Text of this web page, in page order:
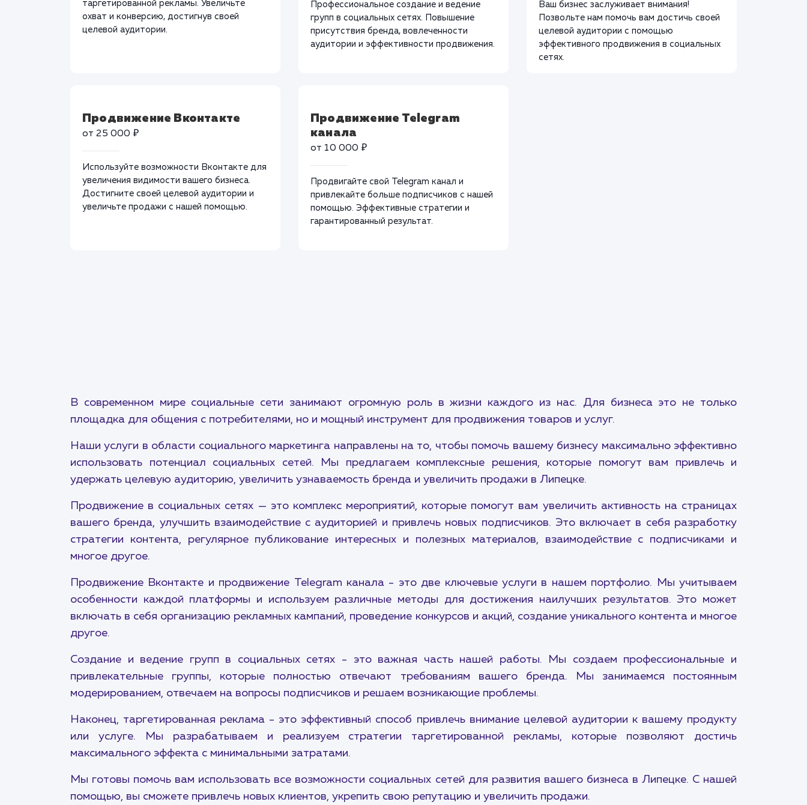
таргетированной рекламы. Увеличьте
охват и конверсию, достигнув своей
целевой аудитории.
Профессиональное создание и ведение
групп в социальных сетях. Повышение
присутствия бренда, вовлеченности
аудитории и эффективности продвижения.
Ваш бизнес заслуживает внимания!
Позвольте нам помочь вам достичь своей
целевой аудитории с помощью
эффективного продвижения в социальных
сетях.
Продвижение Вконтакте
от 25 000 ₽
Используйте возможности Вконтакте для
увеличения видимости вашего бизнеса.
Достигните своей целевой аудитории и
увеличьте продажи с нашей помощью.
Продвижение Telegram
канала
от 10 000 ₽
Продвигайте свой Telegram канал и
привлекайте больше подписчиков с нашей
помощью. Эффективные стратегии и
гарантированный результат.
В современном мире социальные сети занимают огромную роль в жизни каждого из нас. Для бизнеса это не только
площадка для общения с потребителями, но и мощный инструмент для продвижения товаров и услуг.
Наши услуги в области социального маркетинга направлены на то, чтобы помочь вашему бизнесу максимально эффективно
использовать потенциал социальных сетей. Мы предлагаем комплексные решения, которые помогут вам привлечь и
удержать целевую аудиторию, увеличить узнаваемость бренда и увеличить продажи в Липецке.
Продвижение в социальных сетях — это комплекс мероприятий, которые помогут вам увеличить активность на страницах
вашего бренда, улучшить взаимодействие с аудиторией и привлечь новых подписчиков. Это включает в себя разработку
стратегии контента, регулярное публикование интересных и полезных материалов, взаимодействие с подписчиками и
многое другое.
Продвижение Вконтакте и продвижение Telegram канала - это две ключевые услуги в нашем портфолио. Мы учитываем
особенности каждой платформы и используем различные методы для достижения наилучших результатов. Это может
включать в себя организацию рекламных кампаний, проведение конкурсов и акций, создание уникального контента и многое
другое.
Создание и ведение групп в социальных сетях - это важная часть нашей работы. Мы создаем профессиональные и
привлекательные группы, которые полностью отвечают требованиям вашего бренда. Мы занимаемся постоянным
модерированием, отвечаем на вопросы подписчиков и решаем возникающие проблемы.
Наконец, таргетированная реклама - это эффективный способ привлечь внимание целевой аудитории к вашему продукту
или услуге. Мы разрабатываем и реализуем стратегии таргетированной рекламы, которые позволяют достичь
максимального эффекта с минимальными затратами.
Мы готовы помочь вам использовать все возможности социальных сетей для развития вашего бизнеса в Липецке. С нашей
помощью, вы сможете привлечь новых клиентов, укрепить свою репутацию и увеличить продажи.